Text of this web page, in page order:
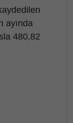
ayında
480,82